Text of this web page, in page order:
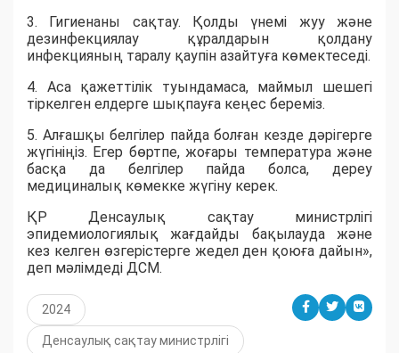
3. Гигиенаны сақтау. Қолды үнемі жуу және
дезинфекциялау құралдарын қолдану
инфекцияның таралу қаупін азайтуға көмектеседі.
4. Аса қажеттілік туындамаса, маймыл шешегі
тіркелген елдерге шықпауға кеңес береміз.
5. Алғашқы белгілер пайда болған кезде дәрігерге
жүгініңіз. Егер бөртпе, жоғары температура және
басқа да белгілер пайда болса, дереу
медициналық көмекке жүгіну керек.
ҚР Денсаулық сақтау министрлігі
эпидемиологиялық жағдайды бақылауда және
кез келген өзгерістерге жедел ден қоюға дайын»,
деп мәлімдеді ДСМ.
2024
Денсаулық сақтау министрлігі